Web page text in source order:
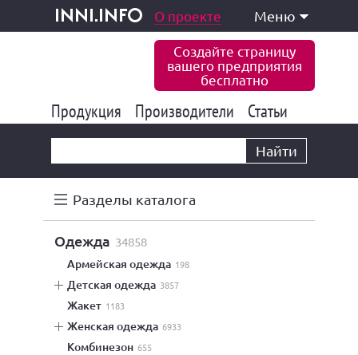
inni.info
и услуги О проекте Меню
Создайте страницу
вашего предприятия
бесплатно
Продукция 177 832
Производители 6 770
Статьи
Найти
Разделы каталога
одежда 34858
армейская одежда 198
детская одежда 3857
жакет 1183
женская одежда 6933
комбинезон 655